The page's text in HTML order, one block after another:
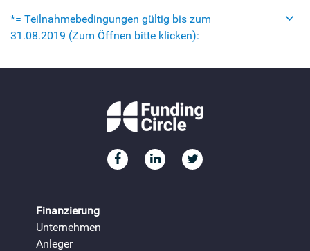
*= Teilnahmebedingungen gültig bis zum
31.08.2019 (Zum Öffnen bitte klicken):
Finanzierung
Unternehmen
Anleger